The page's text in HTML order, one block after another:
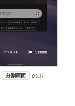
分割画面
のボ